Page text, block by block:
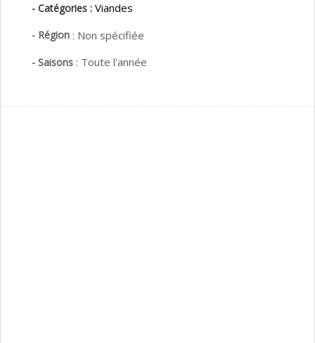
- Catégories : Viandes
- Région : Non spécifiée
- Saisons : Toute l'année